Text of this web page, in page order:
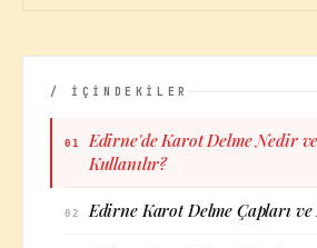
/ İÇİNDEKİLER
01
Edirne'de Karot Delme Nedir
Kullanılır?
02 Edirne Karot Delme Çapları